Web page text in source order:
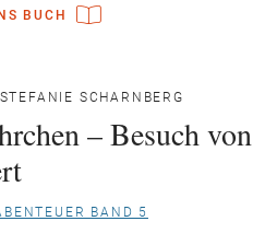
BUCH
STEFANIE SCHARNBERG
– Besuch von
BAND 5